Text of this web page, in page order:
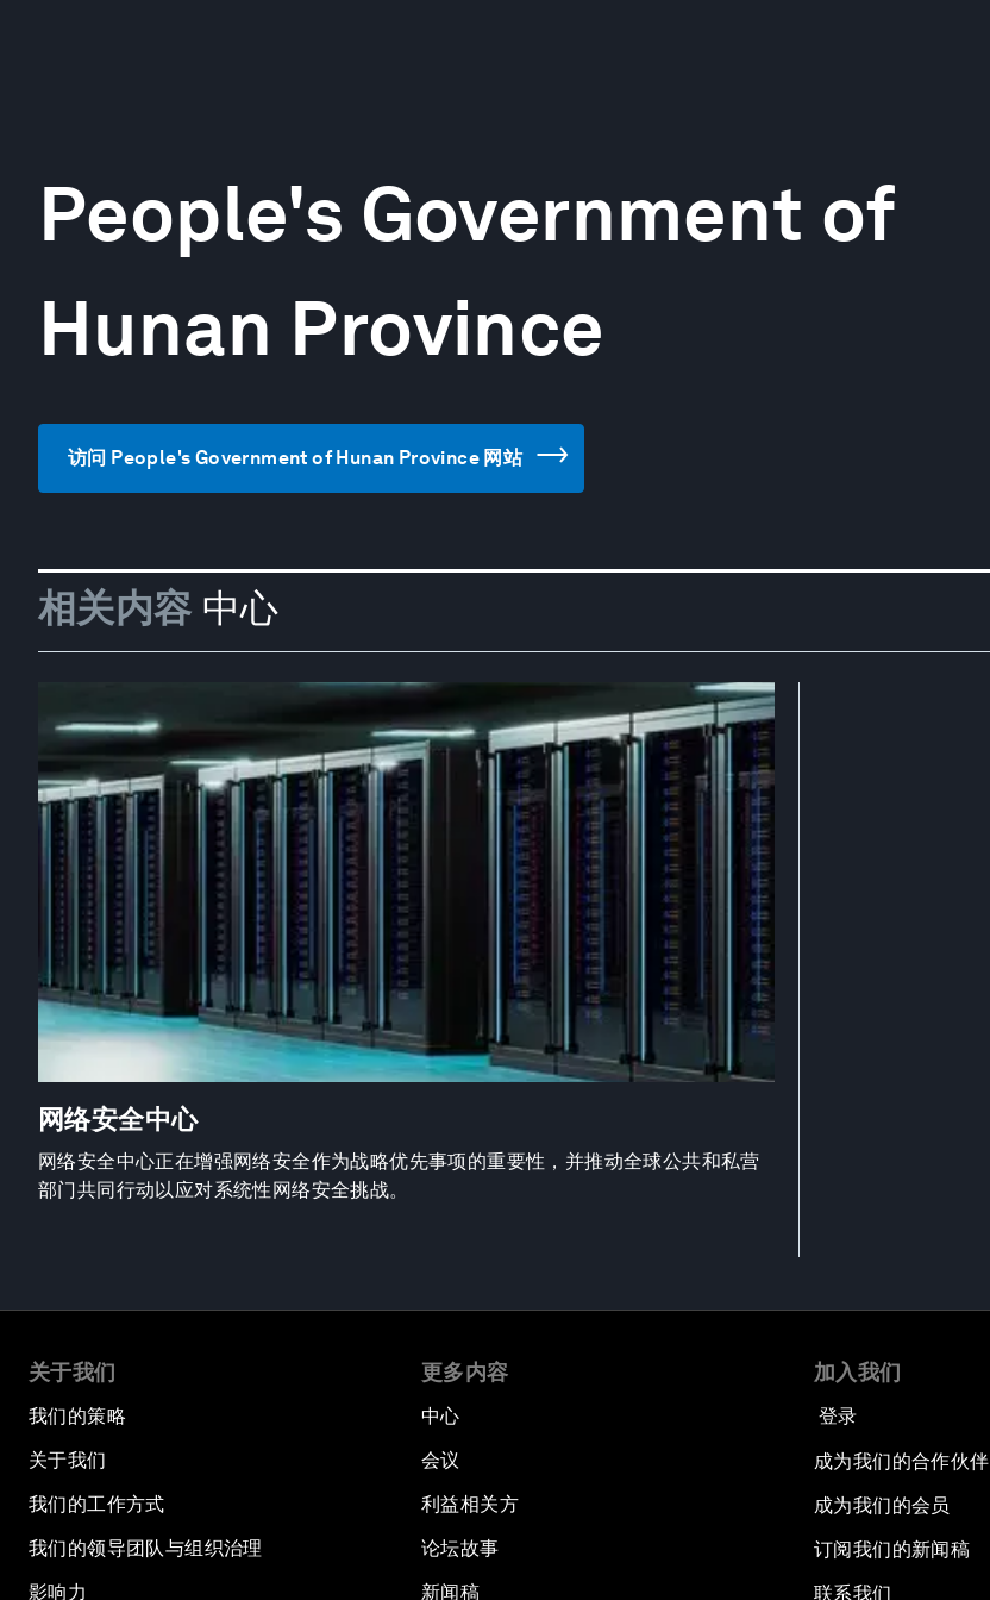
People's Government of
Hunan Province
访问 People's Government of Hunan Province 网站
相关内容 中心
网络安全中心
网络安全中心正在增强网络安全作为战略优先事项的重要性，并推动全球公共和私营
部门共同行动以应对系统性网络安全挑战。
关于我们
我们的策略
关于我们
我们的工作方式
我们的领导团队与组织治理
影响力
更多内容
中心
会议
利益相关方
论坛故事
新闻稿
加入我们
登录
成为我们的合作伙伴
成为我们的会员
订阅我们的新闻稿
联系我们